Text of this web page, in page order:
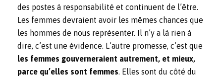
des postes à responsabilité et continuent de l’être.
Les femmes devraient avoir les mêmes chances que
les hommes de nous représenter. Il n’y a là rien à
dire, c’est une évidence. L’autre promesse, c’est que
les femmes gouverneraient autrement, et mieux,
parce qu’elles sont femmes. Elles sont du côté du